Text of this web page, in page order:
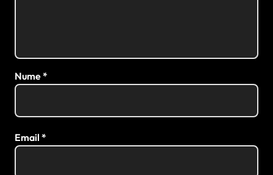
Nume*
Email *